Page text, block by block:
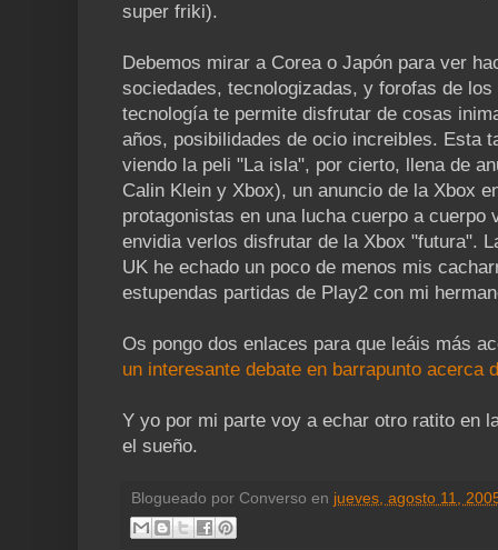
super friki).
Debemos mirar a Corea o Japón para ver
sociedades, tecnologizadas, y forofas de
tecnología te permite disfrutar de cosas
años, posibilidades de ocio increibles. Esta
viendo la peli "La isla", por cierto, llena de
Calin Klein y Xbox), un anuncio de la Xbox
protagonistas en una lucha cuerpo a cuerpo
envidia verlos disfrutar de la Xbox "futura".
UK he echado un poco de menos mis
estupendas partidas de Play2 con mi
Os pongo dos enlaces para que leáis más
un interesante debate en barrapunto acerca
Y yo por mi parte voy a echar otro ratito en
el sueño.
Blogueado por Converso en jueves, agosto 11,